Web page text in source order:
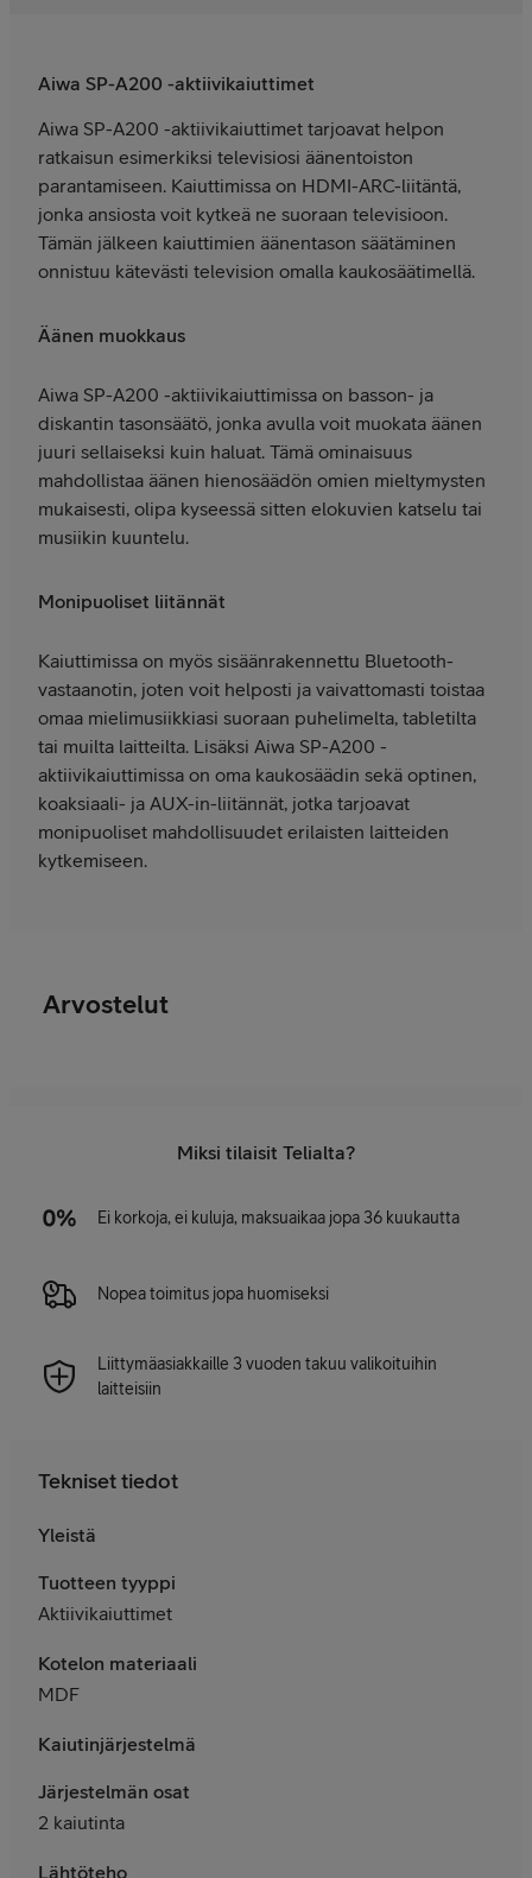
Aiwa SP-A200 -aktiivikaiuttimet
Aiwa SP-A200 -aktiivikaiuttimet tarjoavat helpon
ratkaisun esimerkiksi televisiosi äänentoiston
parantamiseen. Kaiuttimissa on HDMI-ARC-liitäntä,
jonka ansiosta voit kytkeä ne suoraan televisioon.
Tämän jälkeen kaiuttimien äänentason säätäminen
onnistuu kätevästi television omalla kaukosäätimellä.
Äänen muokkaus
Aiwa SP-A200 -aktiivikaiuttimissa on basson- ja
diskantin tasonsäätö, jonka avulla voit muokata äänen
juuri sellaiseksi kuin haluat. Tämä ominaisuus
mahdollistaa äänen hienosäädön omien mieltymysten
mukaisesti, olipa kyseessä sitten elokuvien katselu tai
musiikin kuuntelu.
Monipuoliset liitännät
Kaiuttimissa on myös sisäänrakennettu Bluetooth-
vastaanotin, joten voit helposti ja vaivattomasti toistaa
omaa mielimusiikkiasi suoraan puhelimelta, tabletilta
tai muilta laitteilta. Lisäksi Aiwa SP-A200 -
aktiivikaiuttimissa on oma kaukosäädin sekä optinen,
koaksiaali- ja AUX-in-liitännät, jotka tarjoavat
monipuoliset mahdollisuudet erilaisten laitteiden
kytkemiseen.
Arvostelut
Miksi tilaisit Telialta?
Ei korkoja, ei kuluja, maksuaikaa jopa 36 kuukautta
Nopea toimitus jopa huomiseksi
Liittymäasiakkaille 3 vuoden takuu valikoituihin
laitteisiin
Tekniset tiedot
Yleistä
Tuotteen tyyppi
Aktiivikaiuttimet
Kotelon materiaali
MDF
Kaiutinjärjestelmä
Järjestelmän osat
2 kaiutinta
Lähtöteho